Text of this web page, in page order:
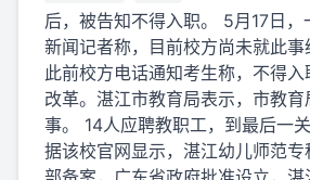
后，被告知不得入职。 5月17日，
新闻记者称，目前校方尚未就此事
此前校方电话通知考生称，不得
改革。湛江市教育局表示，市教育
事。 14人应聘教职工，到最后一
据该校官网显示，湛江幼儿师范